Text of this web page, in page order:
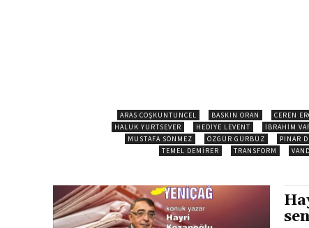
ARAS COŞKUNTUNCEL BASKIN ORAN CEREN
HALUK YURTSEVER
HEDIYE LEVENT İBRAHIM
MUSTAFA SÖNMEZ
ÖZGÜR GÜRBÜZ PINAR
TEMEL DEMIRER
TRANSFORM